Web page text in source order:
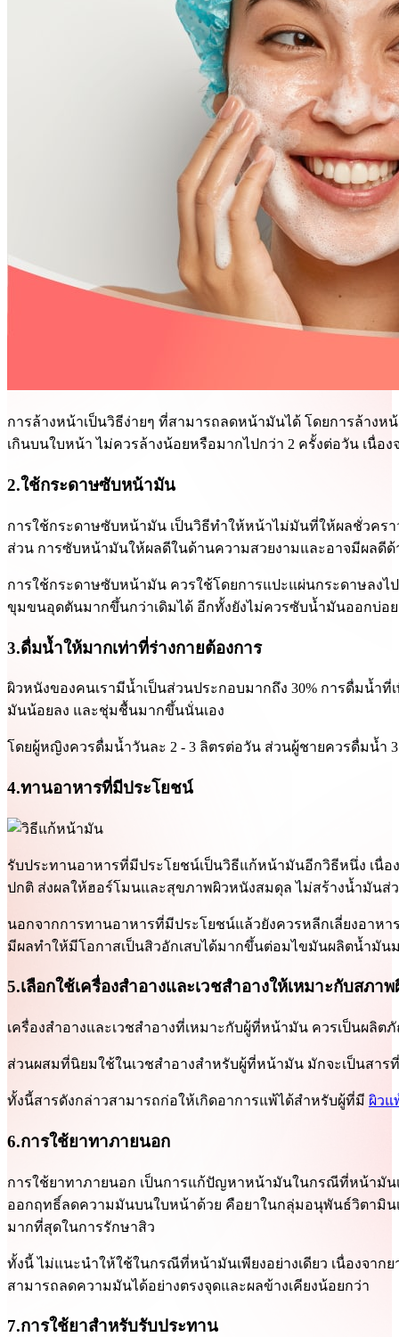
การล้างหน้าเป็นวิธีง่ายๆ ที่สามารถลดหน้ามันได้ โดยการล้า
เกินบนใบหน้า ไม่ควรล้างน้อยหรือมากไปกว่า 2 ครั้งต่อวัน เนื่
2.ใช้กระดาษซับหน้ามัน
การใช้กระดาษซับหน้ามัน เป็นวิธีทําให้หน้าไม่มันที่ให้ผลชั่วคร
ส่วน การซับหน้ามันให้ผลดีในด้านความสวยงามและอาจมีผล
การใช้กระดาษซับหน้ามัน ควรใช้โดยการแปะแผ่นกระดาษลงไ
ขุมขนอุดตันมากขึ้นกว่าเดิมได้ อีกทั้งยังไม่ควรซับน้ำมันออกบ่อย
3.ดื่มน้ำให้มากเท่าที่ร่างกายต้องการ
ผิวหนังของคนเรามีน้ำเป็นส่วนประกอบมากถึง 30% การดื่มน้
มันน้อยลง และชุ่มชื้นมากขึ้นนั่นเอง
โดยผู้หญิงควรดื่มน้ำวันละ 2 - 3 ลิตรต่อวัน ส่วนผู้ชายควรดื่มน้ำ
4.ทานอาหารที่มีประโยชน์
รับประทานอาหารที่มีประโยชน์เป็นวิธีแก้หน้ามันอีกวิธีหนึ่ง เนื่อ
ปกติ ส่งผลให้ฮอร์โมนและสุขภาพผิวหนังสมดุล ไม่สร้างน้ำมันส่
นอกจากการทานอาหารที่มีประโยชน์แล้วยังควรหลีกเลี่ยงอาห
มีผลทำให้มีโอกาสเป็นสิวอักเสบได้มากขึ้นต่อมไขมันผลิตน้ำมัน
5.เลือกใช้เครื่องสำอางและเวชสำอางให้เหมาะกับสภาพ
เครื่องสำอางและเวชสำอางที่เหมาะกับผู้ที่หน้ามัน ควรเป็นผลิต
ส่วนผสมที่นิยมใช้ในเวชสำอางสำหรับผู้ที่หน้ามัน มักจะเป็นสารที่
ทั้งนี้สารดังกล่าวสามารถก่อให้เกิดอาการแพ้ได้สำหรับผู้ที่มี ผิวแ
6.การใช้ยาทาภายนอก
การใช้ยาทาภายนอก เป็นการแก้ปัญหาหน้ามันในกรณีที่หน้ามัน
ออกฤทธิ์ลดความมันบนใบหน้าด้วย คือยาในกลุ่มอนุพันธ์วิตามิน
มากที่สุดในการรักษาสิว
ทั้งนี้ ไม่แนะนำให้ใช้ในกรณีที่หน้ามันเพียงอย่างเดียว เนื่องจาก
สามารถลดความมันได้อย่างตรงจุดและผลข้างเคียงน้อยกว่า
7.การใช้ยาสำหรับรับประทาน